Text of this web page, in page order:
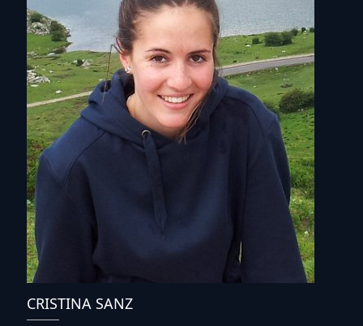
CRISTINA SANZ